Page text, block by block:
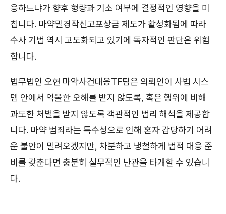
응하느냐가 향후 형량과 기소 여부에 결정적인 영향을 미
칩니다. 마약밀경작신고포상금 제도가 활성화됨에 따라
수사 기법 역시 고도화되고 있기에 독자적인 판단은 위험
합니다.
법무법인 오현 마약사건대응TF팀은 의뢰인이 사법 시스
템 안에서 억울한 오해를 받지 않도록, 혹은 행위에 비해
과도한 처벌을 받지 않도록 객관적인 법리 해석을 제공합
니다. 마약 범죄라는 특수성으로 인해 혼자 감당하기 어려
운 불안이 밀려오겠지만, 차분하고 냉철하게 법적 대응 준
비를 갖춘다면 충분히 실무적인 난관을 타개할 수 있습니
다.